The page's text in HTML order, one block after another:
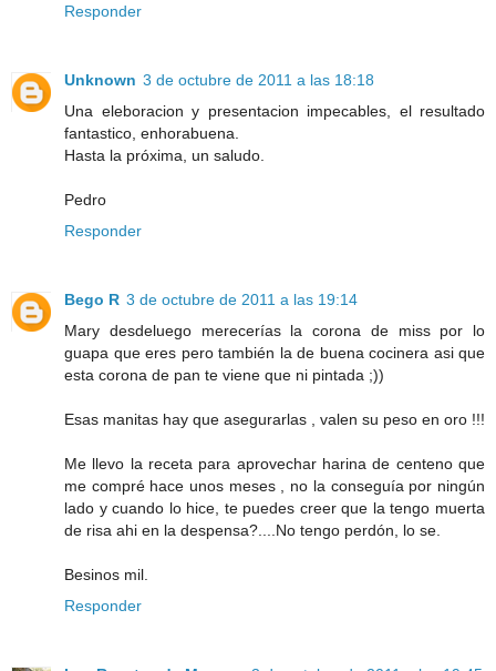
Responder
Unknown 3 de octubre de 2011 a las 18:18
Una eleboracion y presentacion impecables, el resultado
fantastico, enhorabuena.
Hasta la próxima, un saludo.
Pedro
Responder
Bego R 3 de octubre de 2011 a las 19:14
Mary desdeluego merecerías la corona de miss por lo
guapa que eres pero también la de buena cocinera asi que
esta corona de pan te viene que ni pintada ;))
Esas manitas hay que asegurarlas , valen su peso en oro !!!
Me llevo la receta para aprovechar harina de centeno que
me compré hace unos meses , no la conseguía por ningún
lado y cuando lo hice, te puedes creer que la tengo muerta
de risa ahi en la despensa?....No tengo perdón, lo se.
Besinos mil.
Responder